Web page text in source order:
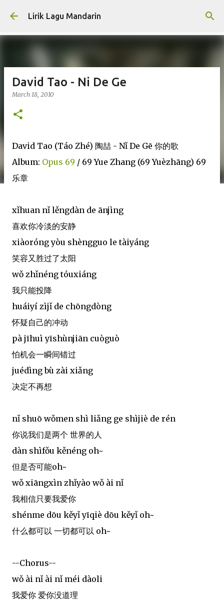
Skip to main content
Lirik Lagu Mandarin
David Tao - Ni De Ge
March 18, 2010
David Tao (Táo Zhé) 陶喆 - Nǐ De Gē 你的歌
Album: Opus 69 / 69 Yue Zhang (69 Yuèzhāng) 69
乐章
xǐhuan nǐ lěngdàn de ānjìng
喜欢你冷淡的安静
xiàoróng yòu shèngguo le tàiyáng
笑容又胜过了太阳
wǒ zhǐnéng tóuxiáng
我只能投降
huáiyí zìjǐ de chōngdòng
怀疑自己的冲动
pà jīhuì yīshùnjiān cuòguò
怕机会一瞬间错过
juédìng bù zài xiǎng
决定不再想
nǐ shuō wǒmen shì liǎng ge shìjiè de rén
你说我们是两个 世界的人
dàn shìfǒu kěnéng oh~
但是否可能oh~
wǒ xiāngxìn zhǐyào wǒ ài nǐ
我相信只要我爱你
shénme dōu kěyǐ yīqiè dōu kěyǐ oh~
什么都可以 一切都可以 oh~
--Chorus--
wǒ ài nǐ ài nǐ méi dàoli
我爱你 爱你没道理